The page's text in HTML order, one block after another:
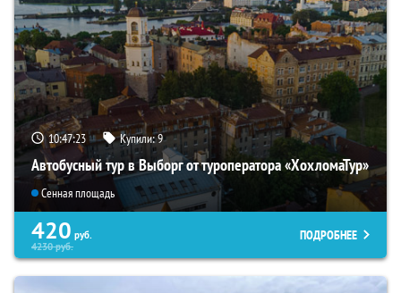
10:47:21 Купили:9
Автобусный тур в Выборг от туроператора «ХохломаТур»
Сенная площадь
420 руб.
4230руб.
ПОДРОБНЕЕ